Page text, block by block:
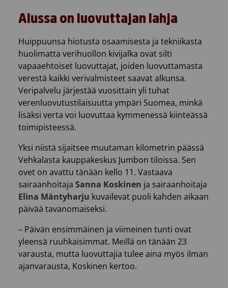
Alussa on luovuttajan lahja
Huippuunsa hiotusta osaamisesta ja tekniikasta
huolimatta verihuollon kivijalka ovat silti
vapaaehtoiset luovuttajat, joiden luovuttamasta
verestä kaikki verivalmisteet saavat alkunsa.
Veripalvelu järjestää vuosittain yli tuhat
verenluovutustilaisuutta ympäri Suomea, minkä
lisäksi verta voi luovuttaa kymmenessä kiinteässä
toimipisteessä.
Yksi niistä sijaitsee muutaman kilometrin päässä
Vehkalasta kauppakeskus Jumbon tiloissa. Sen
ovet on avattu tänään kello 11. Vastaava
sairaanhoitaja Sanna Koskinen ja sairaanhoitaja
Elina Mäntyharju kuvailevat puoli kahden aikaan
päivää tavanomaiseksi.
– Päivän ensimmäinen ja viimeinen tunti ovat
yleensä ruuhkaisimmat. Meillä on tänään 23
varausta, mutta luovuttajia tulee aina myös ilman
ajanvarausta, Koskinen kertoo.